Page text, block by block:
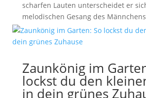
scharfen Lauten unterscheidet er
melodischen Gesang des
Zaunkönig im
lockst du den
in dein grünes